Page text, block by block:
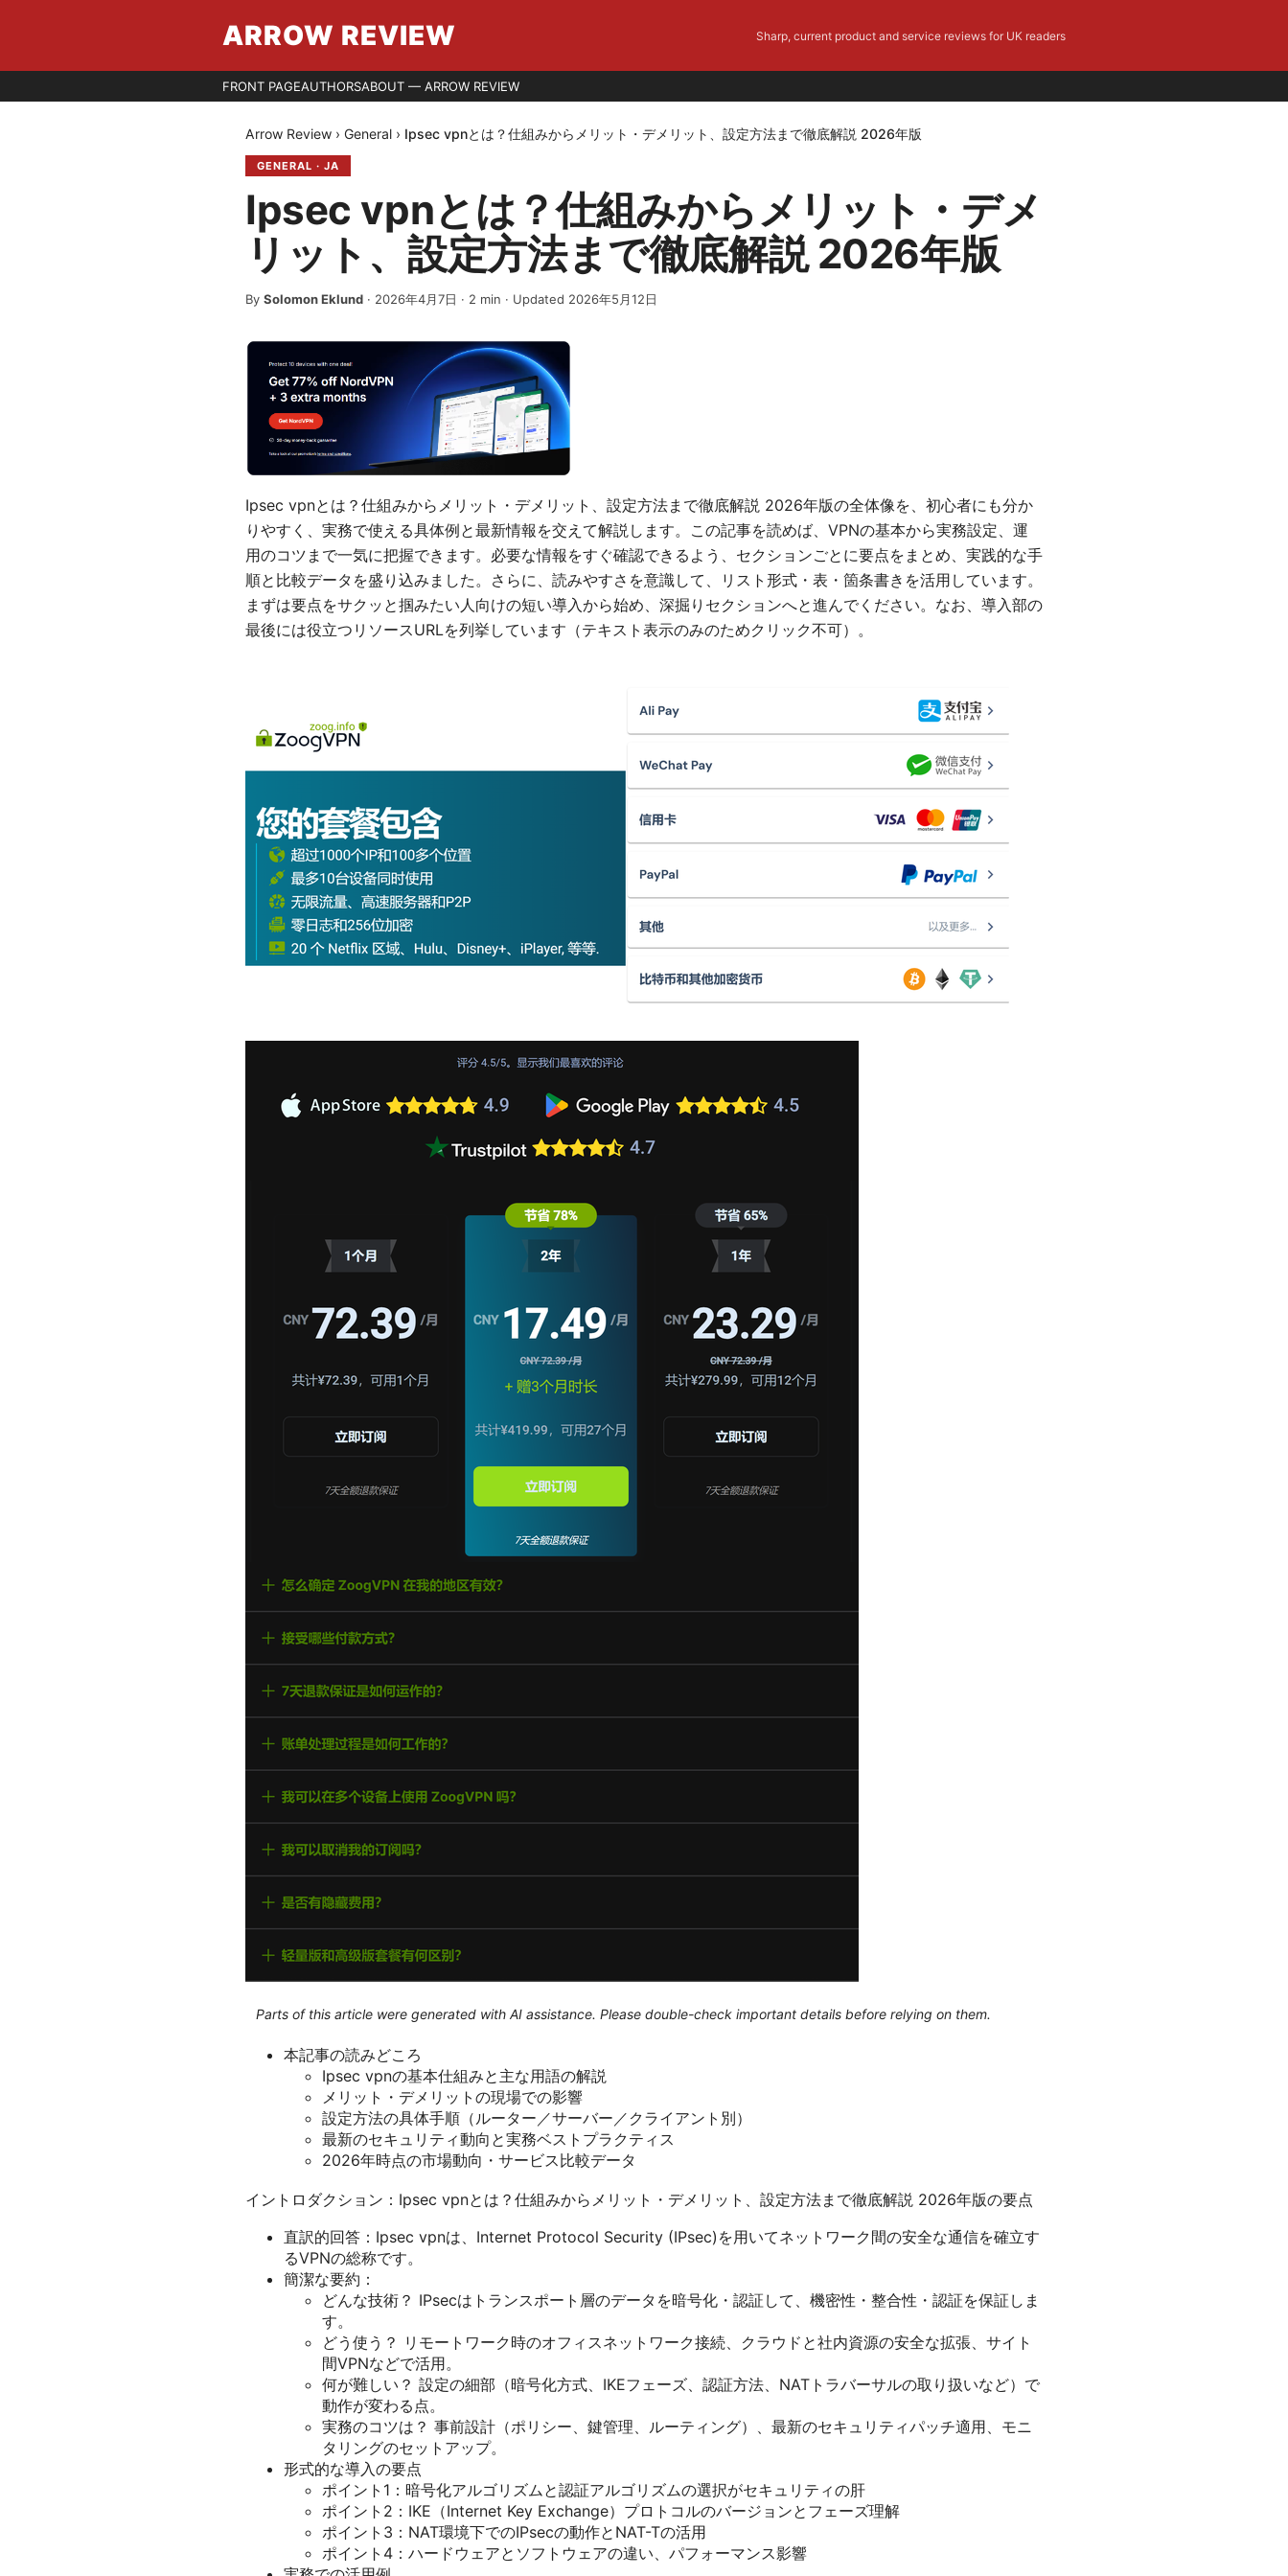
ARROW REVIEW Sharp, current product and service reviews for UK readers
FRONT PAGEAUTHORSABOUT — ARROW REVIEW
Arrow Review › General › Ipsec vpnとは？仕組みからメリット・デメリット、設定方法まで徹底解説 2026年版
GENERAL · JA
Ipsec vpnとは？仕組みからメリット・デメ
リット、設定方法まで徹底解説 2026年版
By Solomon Eklund · 2026年4月7日 · 2 min · Updated 2026年5月12日
Ipsec vpnとは？仕組みからメリット・デメリット、設定方法まで徹底解説 2026年版の全体像を、初心者にも分か
りやすく、実務で使える具体例と最新情報を交えて解説します。この記事を読めば、VPNの基本から実務設定、運
用のコツまで一気に把握できます。必要な情報をすぐ確認できるよう、セクションごとに要点をまとめ、実践的な手
順と比較データを盛り込みました。さらに、読みやすさを意識して、リスト形式・表・箇条書きを活用しています。
まずは要点をサクッと掴みたい人向けの短い導入から始め、深掘りセクションへと進んでください。なお、導入部の
最後には役立つリソースURLを列挙しています（テキスト表示のみのためクリック不可）。
Parts of this article were generated with AI assistance. Please double-check important details before relying on them.
本記事の読みどころ
Ipsec vpnの基本仕組みと主な用語の解説
メリット・デメリットの現場での影響
設定方法の具体手順（ルーター／サーバー／クライアント別）
最新のセキュリティ動向と実務ベストプラクティス
2026年時点の市場動向・サービス比較データ
イントロダクション：Ipsec vpnとは？仕組みからメリット・デメリット、設定方法まで徹底解説 2026年版の要点
直訳的回答：Ipsec vpnは、Internet Protocol Security (IPsec)を用いてネットワーク間の安全な通信を確立す
るVPNの総称です。
簡潔な要約：
どんな技術？ IPsecはトランスポート層のデータを暗号化・認証して、機密性・整合性・認証を保証しま
す。
どう使う？ リモートワーク時のオフィスネットワーク接続、クラウドと社内資源の安全な拡張、サイト
間VPNなどで活用。
何が難しい？ 設定の細部（暗号化方式、IKEフェーズ、認証方法、NATトラバーサルの取り扱いなど）で
動作が変わる点。
実務のコツは？ 事前設計（ポリシー、鍵管理、ルーティング）、最新のセキュリティパッチ適用、モニ
タリングのセットアップ。
形式的な導入の要点
ポイント1：暗号化アルゴリズムと認証アルゴリズムの選択がセキュリティの肝
ポイント2：IKE（Internet Key Exchange）プロトコルのバージョンとフェーズ理解
ポイント3：NAT環境下でのIPsecの動作とNAT-Tの活用
ポイント4：ハードウェアとソフトウェアの違い、パフォーマンス影響